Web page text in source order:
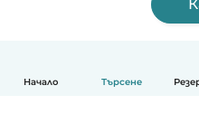
Начало Търсене